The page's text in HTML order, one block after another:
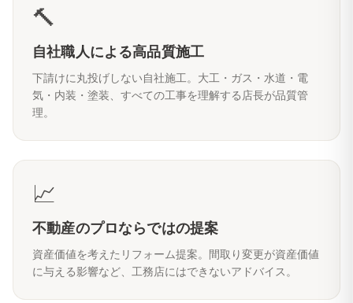
🔨
自社職人による高品質施工
下請けに丸投げしない自社施工。大工・ガス・水道・電
気・内装・塗装、すべての工事を理解する店長が品質管
理。
📈
不動産のプロならではの提案
資産価値を考えたリフォーム提案。間取り変更が資産価値
に与える影響など、工務店にはできないアドバイス。